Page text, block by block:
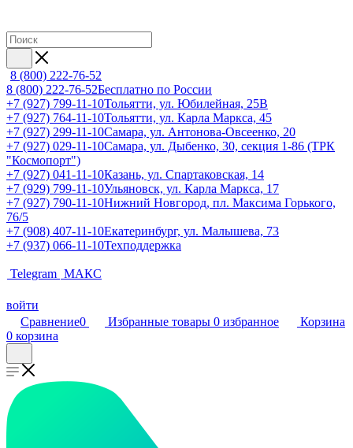
8 (800) 222-76-52
8 (800) 222-76-52Бесплатно по России
+7 (927) 799-11-10Тольятти, ул. Юбилейная, 25В
+7 (927) 764-11-10Тольятти, ул. Карла Маркса, 45
+7 (927) 299-11-10Самара, ул. Антонова-Овсеенко, 20
+7 (927) 029-11-10Самара, ул. Дыбенко, 30, секция 1-86 (ТРК
"Космопорт")
+7 (927) 041-11-10Казань, ул. Спартаковская, 14
+7 (929) 799-11-10Ульяновск, ул. Карла Маркса, 17
+7 (927) 790-11-10Нижний Новгород, пл. Максима Горького,
76/5
+7 (908) 407-11-10Екатеринбург, ул. Малышева, 73
+7 (937) 066-11-10Техподдержка
Telegram МАКС
войти
Сравнение0 Избранные товары 0 избранное
Корзина
0 корзина